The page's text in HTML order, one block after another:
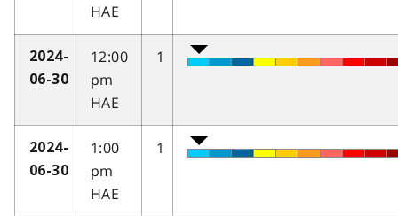
HAE
2024-
06-30
12:00
pm
HAE
1
2024-
06-30
1:00
pm
HAE
1